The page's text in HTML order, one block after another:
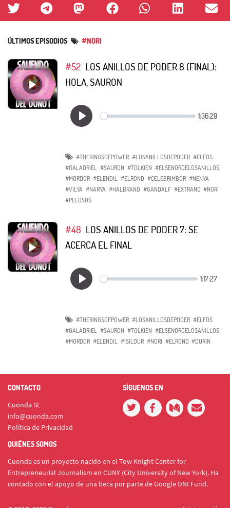
ÚLTIMOS EPISODIOS #NORI
#52 LOS ANILLOS DE PODER 8 (FINAL):
HOLA, SAURON
#THERINGSOFPOWER #LOSANILLOSDEPODER #ELFOS
#GALADRIEL
#SAURON #TOLKIEN #ELSENORDELOSANILLOS
#MORDOR #ELENDIL #ELROND #CELEBRIMBOR #NENYA
#VILYA #NARYA #HALBRAND #GANDALF #EXTRANO #NORI
#PELOSOS
#48 LOS ANILLOS DE PODER 7: SE
ACERCA EL FINAL
#THERINGSOFPOWER #LOSANILLOSDEPODER #ELFOS
#GALADRIEL
#SAURON #TOLKIEN #ELSENORDELOSANILLOS
#MORDOR #ELENDIL #ISILDUR #NORI #ELROND #DURIN
CONTACTO
Cuonda SL
info@cuonda.com
Política de Privacidad
SÍGUENOS EN
QUIÉNES SOMOS
Cuonda es un proyecto nacido en el Tow Knight Center for
Entrepreneurial Journalism en CUNY (City University of New York). Ha
contado con el apoyo de una beca por parte de Google DNI Fund.